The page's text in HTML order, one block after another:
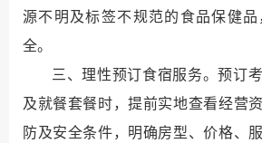
源不明及标签不规范的食品保健
全。
三、理性预订食宿服务。预订
及就餐套餐时，提前实地查看经营
防及安全条件，明确房型、价格、